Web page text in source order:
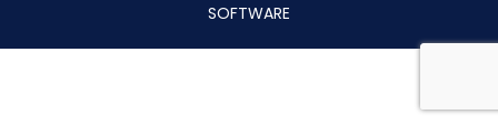
SOFTWARE